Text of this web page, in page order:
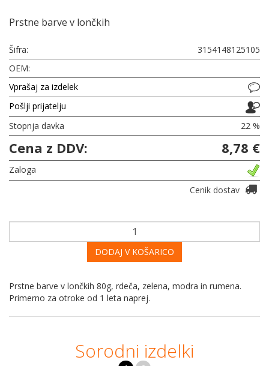
Prstne barve v lončkih
Šifra:
3154148125105
OEM:
Vprašaj za izdelek
Pošlji prijatelju
Stopnja davka
22 %
Cena z DDV: 8,78 €
Zaloga
Cenik dostav
DODAJ V KOŠARICO
Prstne barve v lončkih 80g, rdeča, zelena, modra in rumena.
Primerno za otroke od 1 leta naprej.
Sorodni izdelki